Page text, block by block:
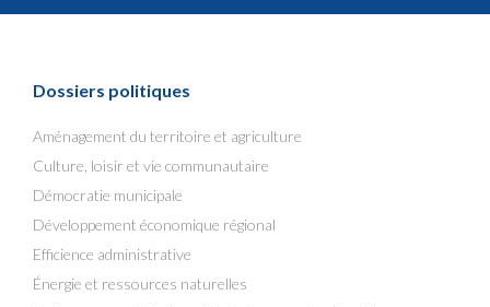
Dossiers politiques
Aménagement du territoire et agriculture
Culture, loisir et vie communautaire
Démocratie municipale
Développement économique régional
Efficience administrative
Énergie et ressources naturelles